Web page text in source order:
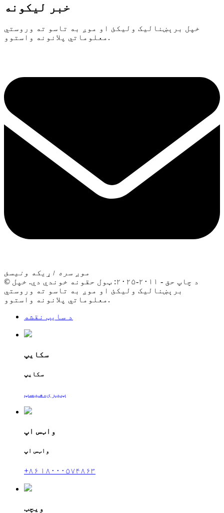
خبر لیکونه
خپل برېښنالیک ولیکئ او موږ به تاسو ته وروستي
معلوماتي پلانونه واستوو.
موږ سره اړیکه ونیسئ
© د چاپ حق - ۲۰۱۱-۲۰۲۵: ټول حقونه خوندي دي. خپل
برېښنالیک ولیکئ او موږ به تاسو ته وروستي
معلوماتي پلانونه واستوو.
د سایټ نقشه
سکایپ
سکایپ
ټیری.هیسټ
واټس اپ
واټس اپ
+۸۶ ۱۸۰۰۰۵۷۴۸۶۳
ویچټ